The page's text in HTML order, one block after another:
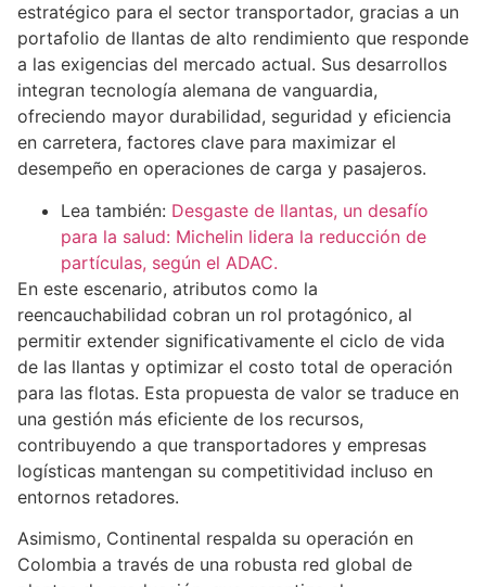
estratégico para el sector transportador, gracias a un
portafolio de llantas de alto rendimiento que responde
a las exigencias del mercado actual. Sus desarrollos
integran tecnología alemana de vanguardia,
ofreciendo mayor durabilidad, seguridad y eficiencia
en carretera, factores clave para maximizar el
desempeño en operaciones de carga y pasajeros.
Lea también: Desgaste de llantas, un desafío
para la salud: Michelin lidera la reducción de
partículas, según el ADAC.
En este escenario, atributos como la
reencauchabilidad cobran un rol protagónico, al
permitir extender significativamente el ciclo de vida
de las llantas y optimizar el costo total de operación
para las flotas. Esta propuesta de valor se traduce en
una gestión más eficiente de los recursos,
contribuyendo a que transportadores y empresas
logísticas mantengan su competitividad incluso en
entornos retadores.
Asimismo, Continental respalda su operación en
Colombia a través de una robusta red global de